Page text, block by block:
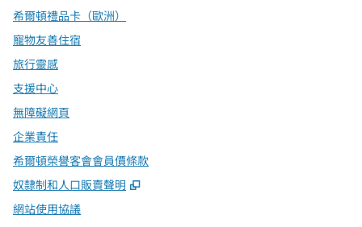
希爾頓禮品卡（歐洲）
寵物友善住宿
旅行靈感
支援中心
無障礙網頁
企業責任
希爾頓榮譽客會會員價條款
奴隸制和人口販賣聲明
,
網站使用協議